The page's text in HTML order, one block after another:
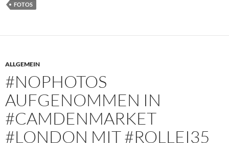
FOTOS
ALLGEMEIN
#NOPHOTOS
AUFGENOMMEN IN
#CAMDENMARKET
#LONDON MIT #ROLLEI35